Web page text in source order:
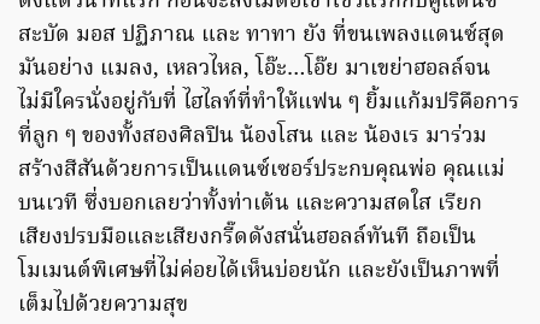
สะบัด มอส ปฏิภาณ และ ทาทา ยัง ที่ขนเพลงแดนซ์สุด
มันอย่าง แมลง, เหลวไหล, โอ๊ะ…โอ๊ย มาเขย่าฮอลล์จน
ไม่มีใครนั่งอยู่กับที่ ไฮไลท์ที่ทำให้แฟน ๆ ยิ้มแก้มปริคือการ
ที่ลูก ๆ ของทั้งสองศิลปิน น้องโสน และ น้องเร มาร่วม
สร้างสีสันด้วยการเป็นแดนซ์เซอร์ประกบคุณพ่อ คุณแม่
บนเวที ซึ่งบอกเลยว่าทั้งท่าเต้น และความสดใส เรียก
เสียงปรบมือและเสียงกรี๊ดดังสนั่นฮอลล์ทันที ถือเป็น
โมเมนต์พิเศษที่ไม่ค่อยได้เห็นบ่อยนัก และยังเป็นภาพที่
เต็มไปด้วยความสุข